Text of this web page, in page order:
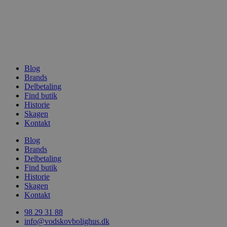
Blog
Brands
Delbetaling
Find butik
Historie
Skagen
Kontakt
Blog
Brands
Delbetaling
Find butik
Historie
Skagen
Kontakt
98 29 31 88
info@vodskovbolighus.dk
woocommerce_items_in_cart